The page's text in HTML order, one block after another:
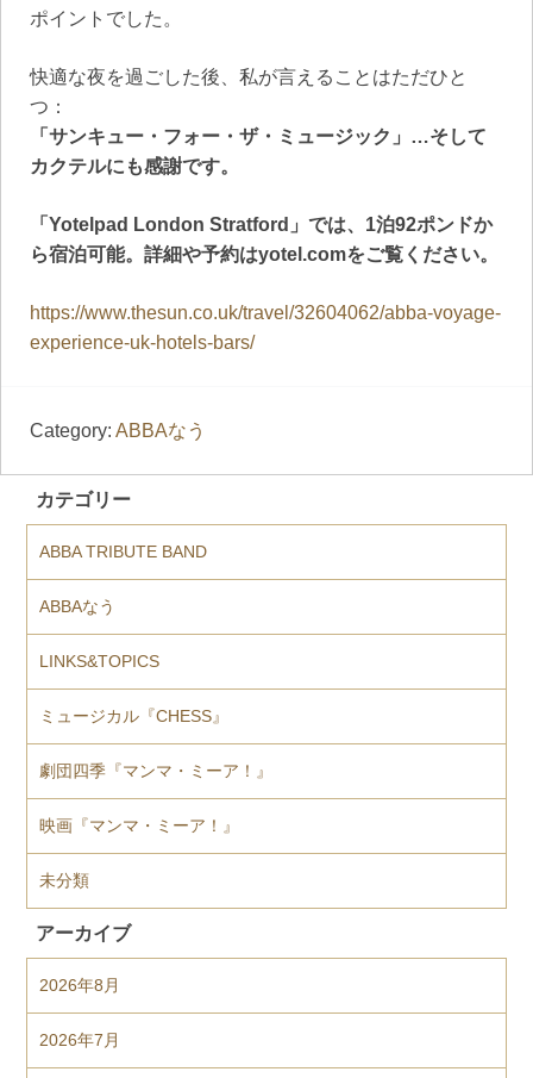
ポイントでした。
快適な夜を過ごした後、私が言えることはただひと
つ：
「サンキュー・フォー・ザ・ミュージック」…そして
カクテルにも感謝です。
「Yotelpad London Stratford」では、1泊92ポンドか
ら宿泊可能。詳細や予約はyotel.comをご覧ください。
https://www.thesun.co.uk/travel/32604062/abba-voyage-
experience-uk-hotels-bars/
Category: ABBAなう
カテゴリー
ABBA TRIBUTE BAND
ABBAなう
LINKS&TOPICS
ミュージカル『CHESS』
劇団四季『マンマ・ミーア！』
映画『マンマ・ミーア！』
未分類
アーカイブ
2026年8月
2026年7月